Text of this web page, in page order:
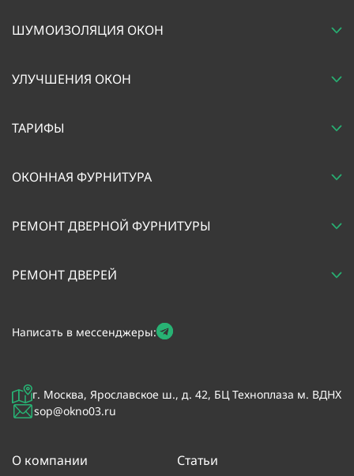
г. Москва, Ярославское ш., д. 42, БЦ Техноплаза м. ВДНХ
sop@okno03.ru
О компании Статьи
Написать в мессенджеры:
ШУМОИЗОЛЯЦИЯ ОКОН
УЛУЧШЕНИЯ ОКОН
ТАРИФЫ
ОКОННАЯ ФУРНИТУРА
РЕМОНТ ДВЕРНОЙ ФУРНИТУРЫ
РЕМОНТ ДВЕРЕЙ